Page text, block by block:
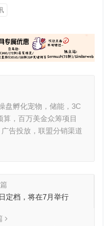
盘孵化宠物，储能，3C
，百万美金众筹项目
告投放，联盟分销渠道
定档，将在7月举行